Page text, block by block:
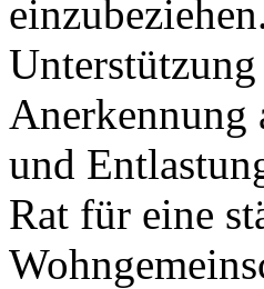
Anerkennung
und
Rat für eine